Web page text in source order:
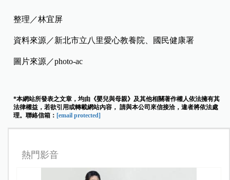
整理／林宜屏
資料來源／新北市立八里愛心教養院、國民健康署
圖片來源／photo-ac
*本網站所發表之文章，均由《嬰兒與母親》及其他相關著作權人依法擁有其
法律權益，若欲引用或轉載網站內容， 請與本公司來信接洽，違者將依法處
理。聯絡信箱： [email protected]
熱門影音